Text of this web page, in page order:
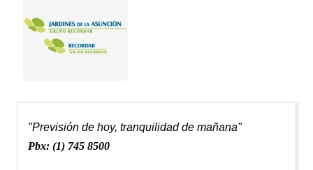
"Previsión de hoy, tranquilidad de mañana"
Pbx: (1) 745 8500